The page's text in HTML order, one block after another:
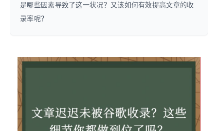
是哪些因素导致了这一状况？又该如何有效提高文章的收
录率呢？